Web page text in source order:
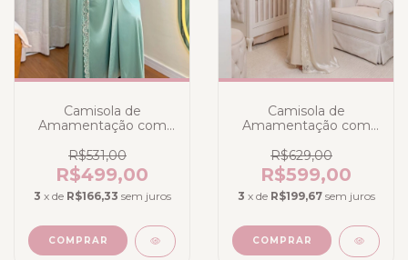
Camisola de
Amamentação com
Cetim Toque Seda
Verde com Renda e
Detalhe Rosé | Deluxe
R$531,00
R$499,00
3 x de R$166,33 sem juros
COMPRAR
Camisola de
Amamentação com
Cetim Toque Seda
Branco Off White com
Renda em Fios
Dourados | Deluxe
R$629,00
R$599,00
3 x de R$199,67 sem juros
COMPRAR